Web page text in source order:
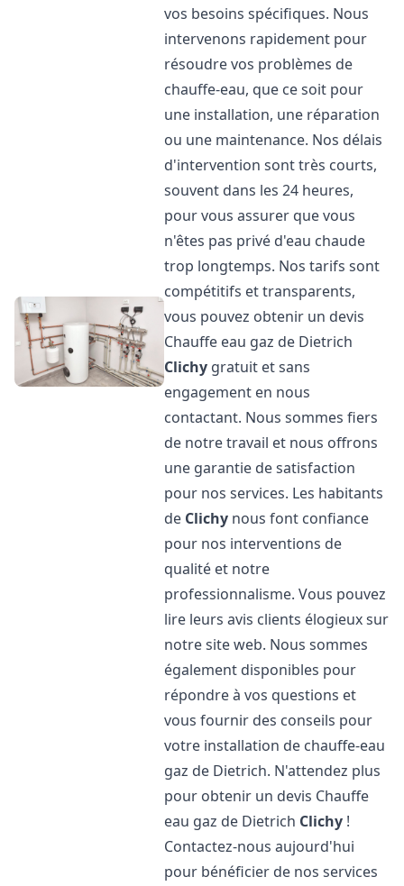
vos besoins spécifiques. Nous
intervenons rapidement pour
résoudre vos problèmes de
chauffe-eau, que ce soit pour
une installation, une réparation
ou une maintenance. Nos délais
d'intervention sont très courts,
souvent dans les 24 heures,
pour vous assurer que vous
n'êtes pas privé d'eau chaude
trop longtemps. Nos tarifs sont
compétitifs et transparents,
vous pouvez obtenir un devis
Chauffe eau gaz de Dietrich
Clichy gratuit et sans
engagement en nous
contactant. Nous sommes fiers
de notre travail et nous offrons
une garantie de satisfaction
pour nos services. Les habitants
de Clichy nous font confiance
pour nos interventions de
qualité et notre
professionnalisme. Vous pouvez
lire leurs avis clients élogieux sur
notre site web. Nous sommes
également disponibles pour
répondre à vos questions et
vous fournir des conseils pour
votre installation de chauffe-eau
gaz de Dietrich. N'attendez plus
pour obtenir un devis Chauffe
eau gaz de Dietrich Clichy !
Contactez-nous aujourd'hui
pour bénéficier de nos services